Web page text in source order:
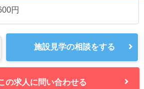
円
施設見学の相談をする
の求人に問い合わせる